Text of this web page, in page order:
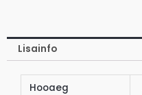
Lisainfo
Hooaeg